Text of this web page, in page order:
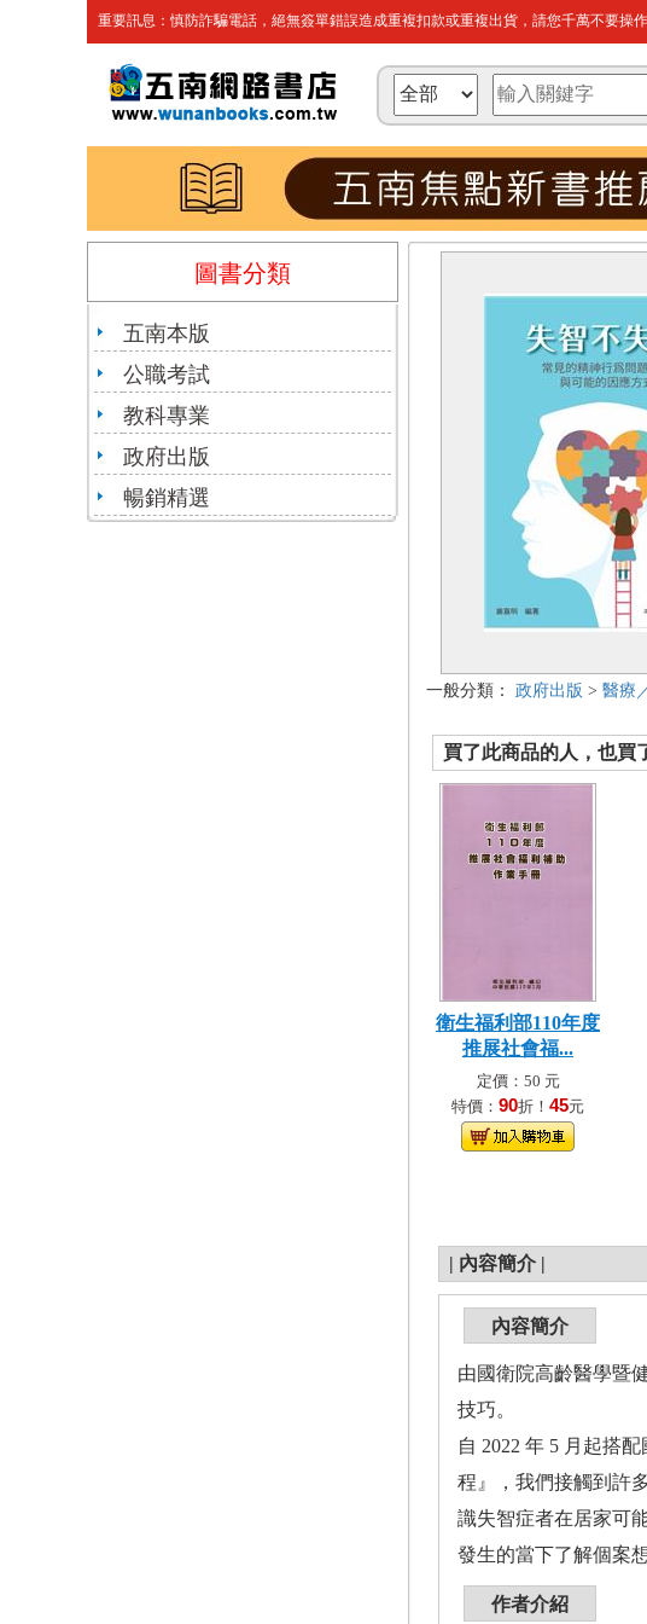
重要訊息：慎防詐騙電話，絕無簽單錯誤造成重複扣款或重複出貨，請您千萬不要操作
圖書分類
五南本版
公職考試
教科專業
政府出版
暢銷精選
一般分類： 政府出版 > 醫療
買了此商品的人，也買
衛生福利部110年度
推展社會福...
定價：50 元
特價： 90折！ 45元
| 內容簡介 |
內容簡介
由國衛院高齡醫學暨
技巧。
自 2022 年 5 月起搭
程』，我們接觸到許
識失智症者在居家可
發生的當下了解個案
作者介紹